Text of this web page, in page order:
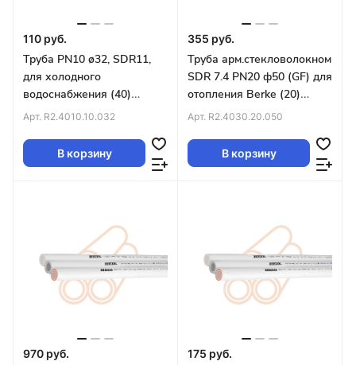
110 руб.
Труба PN10 ø32, SDR11,
для холодного
водоснабжения (40)
БЕЛАЯ
Арт. R2.4010.10.032
В корзину
355 руб.
Труба арм.стекловолокном
SDR 7.4 PN20 ф50 (GF) для
отопления Berke (20)
БЕЛАЯ
Арт. R2.4030.20.050
В корзину
970 руб. 175 руб.